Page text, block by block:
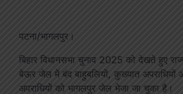
पटना/भागलपुर।
बिहार विधानसभा चुनाव 2025 को देखते हुए
बेऊर जेल में बंद बाहुबलियों, कुख्यात
अपराधियों को भागलपुर जेल भेजा जा चुका है।